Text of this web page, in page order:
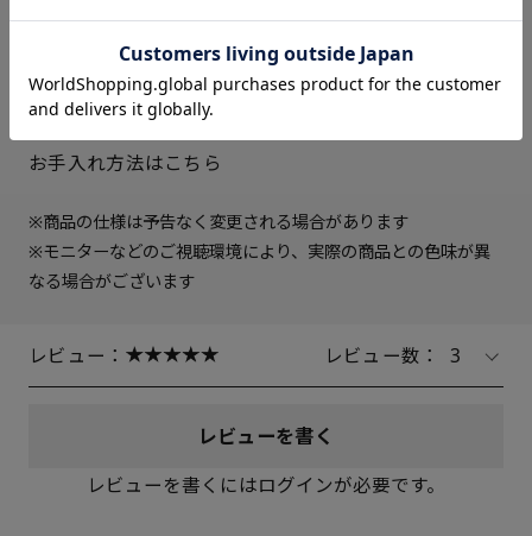
× 在庫なし
24cm × 在庫なし
24.5cm × 在庫なし
25cm × 在庫なし
重さ（片足）
約255ｇ（サイズにより多少の
差異あり）
生産国
日本製
お手入れ方法はこちら
※商品の仕様は予告なく変更される場合があります
※モニターなどのご視聴環境により、実際の商品との色味が異
なる場合がございます
レビュー： レビュー数： 3
レビューを書く
レビューを書くにはログインが必要です。